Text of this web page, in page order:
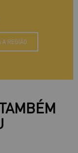
A REGIÃO